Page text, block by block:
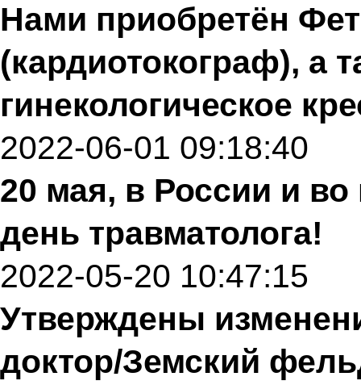
Нами приобретён
(кардиотокограф), а
гинекологическое
2022-06-01 09:18:40
20 мая, в России и
день травматолога!
2022-05-20 10:47:15
Утверждены
доктор/Земский